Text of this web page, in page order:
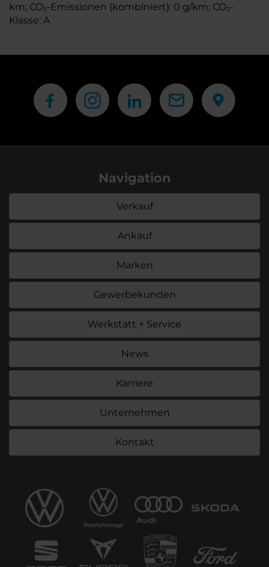
km; CO₂-Emissionen (kombiniert): 0 g/km; CO₂-
Klasse: A
Navigation
Verkauf
Ankauf
Marken
Gewerbekunden
Werkstatt + Service
News
Karriere
Unternehmen
Kontakt